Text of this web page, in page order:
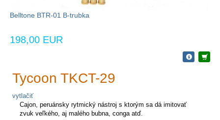
Belltone BTR-01 B-trubka
198,00 EUR
Tycoon TKCT-29
vytlačiť
Cajon, peruánsky rytmický nástroj s ktorým sa dá imitovať
zvuk veľkého, aj malého bubna, conga atď.